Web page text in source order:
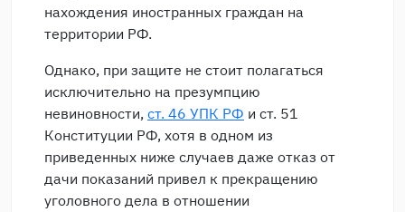
нахождения иностранных граждан на
территории РФ.
Однако, при защите не стоит полагаться
исключительно на презумпцию
невиновности, ст. 46 УПК РФ и ст. 51
Конституции РФ, хотя в одном из
приведенных ниже случаев даже отказ от
дачи показаний привел к прекращению
уголовного дела в отношении